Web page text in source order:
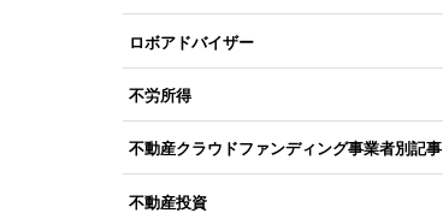
ロボアドバイザー
不労所得
不動産クラウドファンディング事業者別記事
不動産投資